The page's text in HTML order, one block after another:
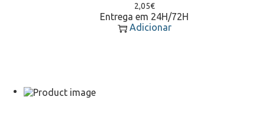
2,05€
Entrega em 24H/72H
Adicionar